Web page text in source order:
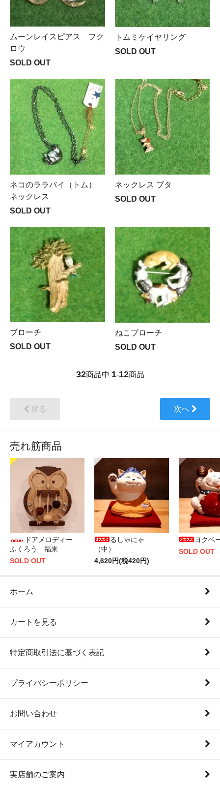
ムーンレイスピアス フク
ロウ
SOLD OUT
トムミケイヤリング
SOLD OUT
ネコのララバイ（トム）
ネックレス
SOLD OUT
ネックレス ブタ
SOLD OUT
ブローチ
SOLD OUT
ねこブローチ
SOLD OUT
32商品中 1-12商品
戻る 次へ
売れ筋商品
ドアメロディー
ふくろう 福来
SOLD OUT
るしゃにゃ
（中）
4,620円(税420円)
ヨクベ
SOLD OUT
ホーム
カートを見る
特定商取引法に基づく表記
プライバシーポリシー
お問い合わせ
マイアカウント
実店舗のご案内